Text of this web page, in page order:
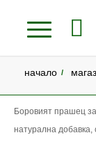
начало /
Боровият прашец
натурална